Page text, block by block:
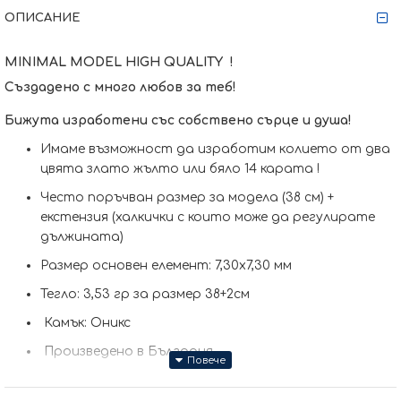
ОПИСАНИЕ
MINIMAL MODEL HIGH QUALITY !
Създадено с много любов за теб!
Бижута изработени със собствено сърце и душа!
Имаме възможност да изработим кoлието от два
цвята злато жълто или бяло 14 карата !
Често поръчван размер за модела (38 см) +
екстензия (халкички с които може да регулирате
дължината)
Размер основен елемент: 7,30x7,30 мм
Тегло: 3,53 гр за размер 38+2см
Камък: Оникс
Произведено в България